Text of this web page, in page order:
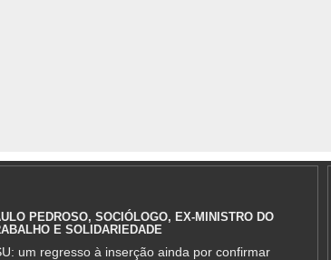
PEDROSO, SOCIÓLOGO, EX-MINISTRO DO
E SOLIDARIEDADE
um regresso à inserção ainda por confirmar